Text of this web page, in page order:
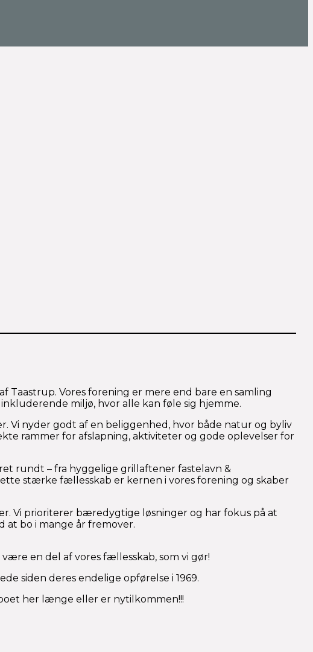
Vores forening er mere end bare en samling
miljø, hvor alle kan føle sig hjemme.
Vi nyder godt af en beliggenhed, hvor både natur og byliv
rammer for afslapning, aktiviteter og gode oplevelser for
rundt – fra hyggelige grillaftener fastelavn &
stærke fællesskab er kernen i vores forening og skaber
Vi prioriterer bæredygtige løsninger og har fokus på at
at bo i mange år fremover.
en del af vores fællesskab, som vi gør!
siden deres endelige opførelse i 1969.
her længe eller er nytilkommen!!!